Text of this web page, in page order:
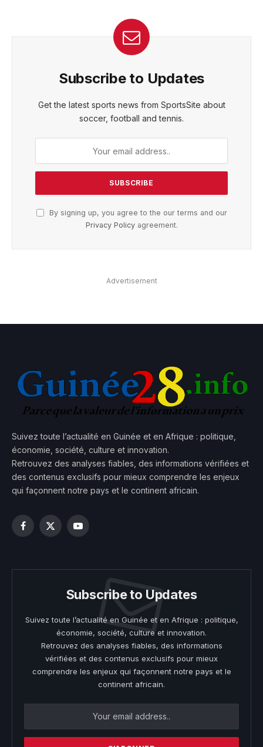
Subscribe to Updates
Get the latest sports news from SportsSite about
soccer, football and tennis.
By signing up, you agree to the our terms and our
Privacy Policyagreement.
Advertisement
Suivez toute l’actualité en Guinée et en Afrique : politique,
économie, société, culture et innovation.
Retrouvez des analyses fiables, des informations vérifiées et
des contenus exclusifs pour mieux comprendre les enjeux
qui façonnent notre pays et le continent africain.
Facebook
X
YouTube
Subscribe to Updates
Suivez toute l’actualité en Guinée et en Afrique : politique,
économie, société, culture et innovation.
Retrouvez des analyses fiables, des informations
vérifiées et des contenus exclusifs pour mieux
comprendre les enjeux qui façonnent notre pays et le
continent africain.